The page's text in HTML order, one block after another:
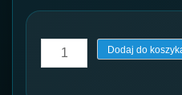
ilość
Kolano
Dodaj do